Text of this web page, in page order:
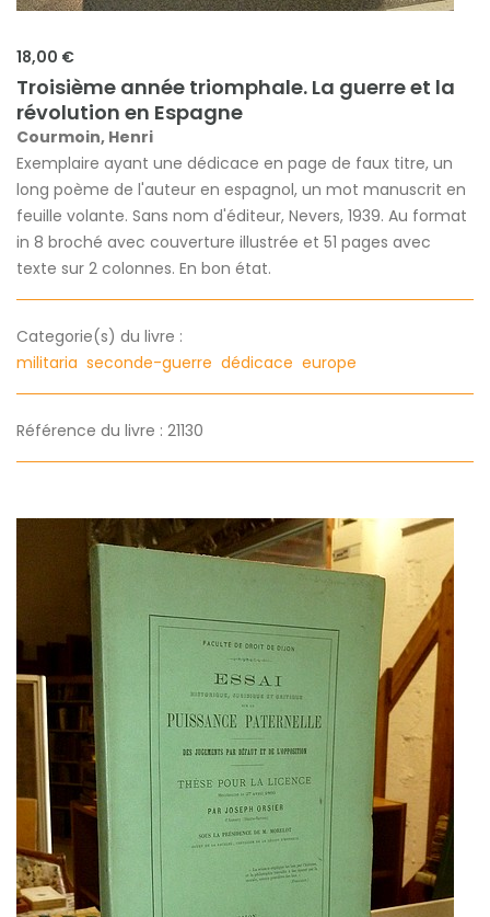
18,00 €
Troisième année triomphale. La guerre et la
révolution en Espagne
Courmoin, Henri
Exemplaire ayant une dédicace en page de faux titre, un
long poème de l'auteur en espagnol, un mot manuscrit en
feuille volante. Sans nom d'éditeur, Nevers, 1939. Au format
in 8 broché avec couverture illustrée et 51 pages avec
texte sur 2 colonnes. En bon état.
Categorie(s) du livre :
militaria seconde-guerre dédicace europe
Référence du livre : 21130